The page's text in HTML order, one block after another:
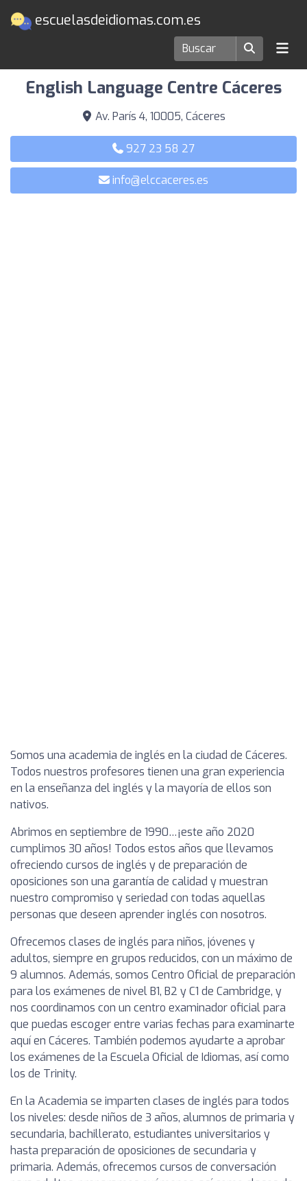
escuelasdeidiomas.com.es
Escuelas de idiomas en Cáceres
English Language Centre Cáceres
Av. París 4, 10005, Cáceres
927 23 58 27
info@elccaceres.es
Somos una academia de inglés en la ciudad de Cáceres.
Todos nuestros profesores tienen una gran experiencia
en la enseñanza del inglés y la mayoría de ellos son
nativos.
Abrimos en septiembre de 1990…¡este año 2020
cumplimos 30 años! Todos estos años que llevamos
ofreciendo cursos de inglés y de preparación de
oposiciones son una garantía de calidad y muestran
nuestro compromiso y seriedad con todas aquellas
personas que deseen aprender inglés con nosotros.
Ofrecemos clases de inglés para niños, jóvenes y
adultos, siempre en grupos reducidos, con un máximo de
9 alumnos. Además, somos Centro Oficial de preparación
para los exámenes de nivel B1, B2 y C1 de Cambridge, y
nos coordinamos con un centro examinador oficial para
que puedas escoger entre varias fechas para examinarte
aquí en Cáceres. También podemos ayudarte a aprobar
los exámenes de la Escuela Oficial de Idiomas, así como
los de Trinity.
En la Academia se imparten clases de inglés para todos
los niveles: desde niños de 3 años, alumnos de primaria y
secundaria, bachillerato, estudiantes universitarios y
hasta preparación de oposiciones de secundaria y
primaria. Además, ofrecemos cursos de conversación